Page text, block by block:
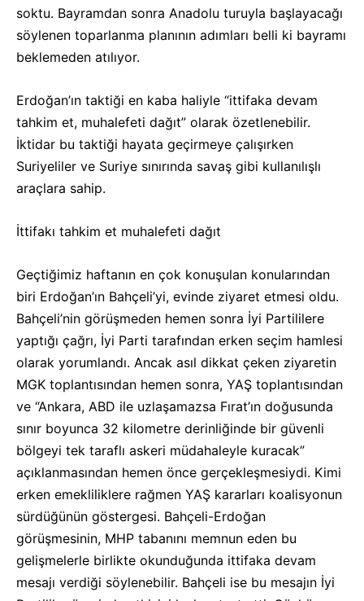
soktu. Bayramdan sonra Anadolu turuyla başlayacağı
söylenen toparlanma planının adımları belli ki bayramı
beklemeden atılıyor.
Erdoğan’ın taktiği en kaba haliyle “ittifaka devam
tahkim et, muhalefeti dağıt” olarak özetlenebilir.
İktidar bu taktiği hayata geçirmeye çalışırken
Suriyeliler ve Suriye sınırında savaş gibi kullanılışlı
araçlara sahip.
İttifakı tahkim et muhalefeti dağıt
Geçtiğimiz haftanın en çok konuşulan konularından
biri Erdoğan’ın Bahçeli’yi, evinde ziyaret etmesi oldu.
Bahçeli’nin görüşmeden hemen sonra İyi Partililere
yaptığı çağrı, İyi Parti tarafından erken seçim hamlesi
olarak yorumlandı. Ancak asıl dikkat çeken ziyaretin
MGK toplantısından hemen sonra, YAŞ toplantısından
ve “Ankara, ABD ile uzlaşamazsa Fırat’ın doğusunda
sınır boyunca 32 kilometre derinliğinde bir güvenli
bölgeyi tek taraflı askeri müdahaleyle kuracak”
açıklanmasından hemen önce gerçekleşmesiydi. Kimi
erken emekliliklere rağmen YAŞ kararları koalisyonun
sürdüğünün göstergesi. Bahçeli-Erdoğan
görüşmesinin, MHP tabanını memnun eden bu
gelişmelerle birlikte okunduğunda ittifaka devam
mesajı verdiği söylenebilir. Bahçeli ise bu mesajın İyi